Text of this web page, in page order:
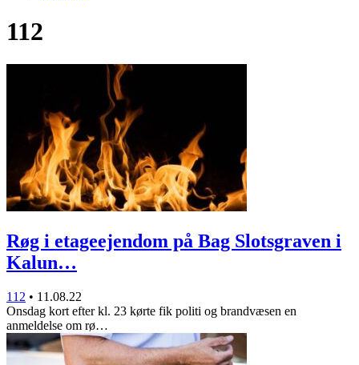
112
Røg i etageejendom på Bag Slotsgraven i
Kalun…
112 • 11.08.22
Onsdag kort efter kl. 23 kørte fik politi og brandvæsen en
anmeldelse om rø…